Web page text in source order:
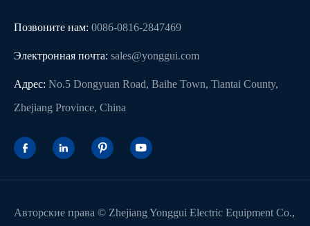
Позвоните нам: 0086-0816-2847469
Электронная почта: sales@yonggui.com
Адрес: No.5 Dongyuan Road, Baihe Town, Tiantai County,
Zhejiang Province, China
   
Авторские права © Zhejiang Yonggui Electric Equipment Co.,